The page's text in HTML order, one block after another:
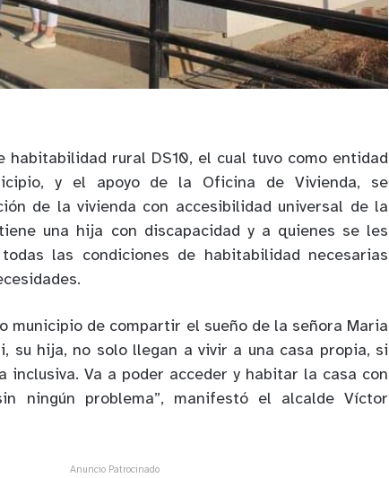
habitabilidad rural DS10, el cual tuvo como entidad
y el apoyo de la Oficina de Vivienda, se
de la vivienda con accesibilidad universal de la
una hija con discapacidad y a quienes se les
las condiciones de habitabilidad necesarias
municipio de compartir el sueño de la señora Maria
su hija, no solo llegan a vivir a una casa propia, si
inclusiva. Va a poder acceder y habitar la casa con
ningún problema”, manifestó el alcalde Víctor
Anuncio Patrocinado